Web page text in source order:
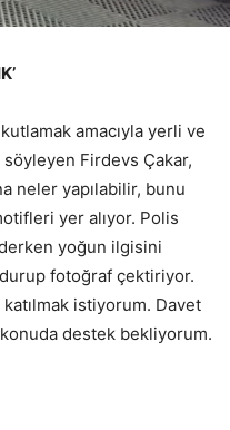
kutlamak amacıyla yerli ve
Firdevs Çakar,
neler yapılabilir, bunu
yer alıyor. Polis
yoğun ilgisini
fotoğraf çektiriyor.
istiyorum. Davet
destek bekliyorum.